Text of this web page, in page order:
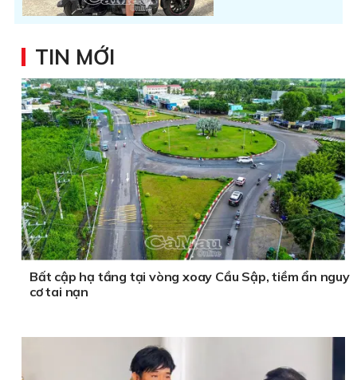
TIN MỚI
Bất cập hạ tầng tại vòng xoay Cầu Sập, tiềm ẩn nguy
cơ tai nạn